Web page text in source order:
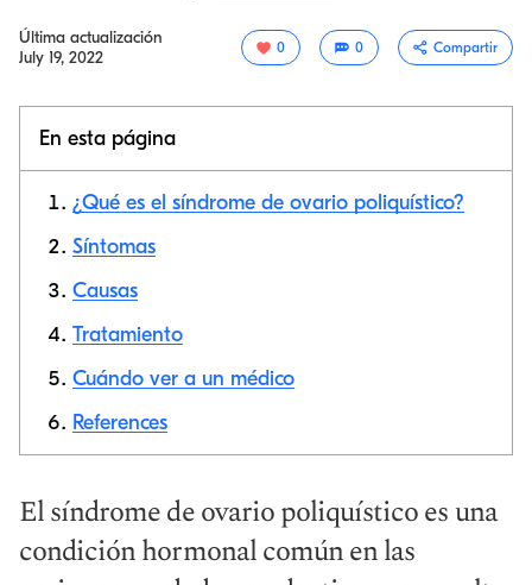
Última actualización
July 19, 2022
0 0 Compartir
En esta página
¿Qué es el síndrome de ovario poliquístico?
Síntomas
Causas
Tratamiento
Cuándo ver a un médico
References
El síndrome de ovario poliquístico es una
condición hormonal común en las